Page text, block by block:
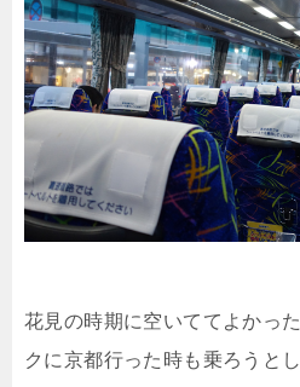
花見の時期に空いててよかっ
クに京都行った時も乗ろうと